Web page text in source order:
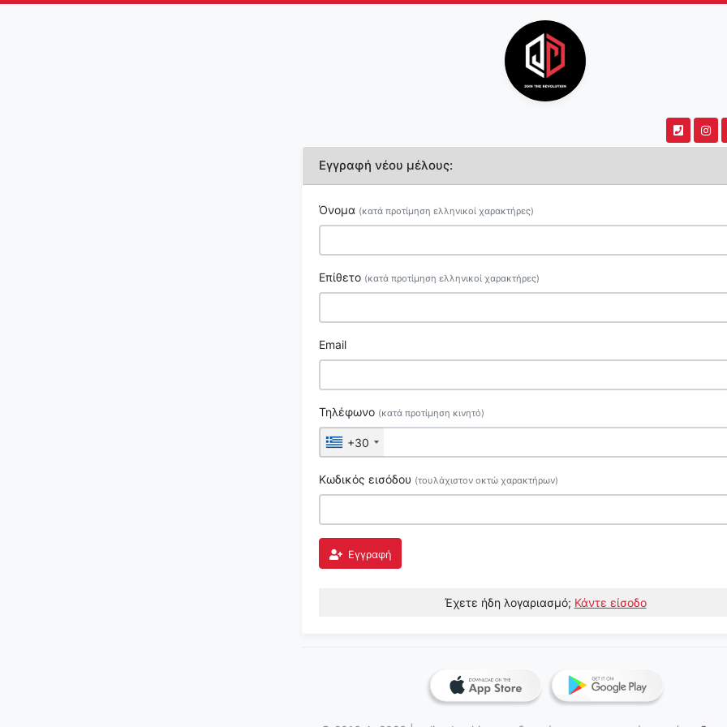
Εγγραφή νέου μέλους:
Όνομα (κατά προτίμηση ελληνικοί χαρακτήρες)
Επίθετο (κατά προτίμηση ελληνικοί χαρακτήρες)
Email
Τηλέφωνο (κατά προτίμηση κινητό)
+30
Κωδικός εισόδου (τουλάχιστον οκτώ χαρακτήρων)
Εγγραφή
Έχετε ήδη λογαριασμό; Κάντε είσοδο